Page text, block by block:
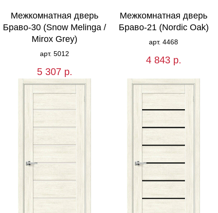
Межкомнатная дверь
Браво-30 (Snow Melinga /
Mirox Grey)
арт. 5012
5 307 р.
Межкомнатная дверь
Браво-21 (Nordic Oak)
арт. 4468
4 843 р.